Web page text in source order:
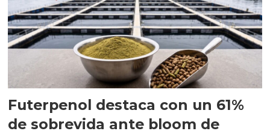
Futerpenol destaca con un 61%
de sobrevida ante bloom de